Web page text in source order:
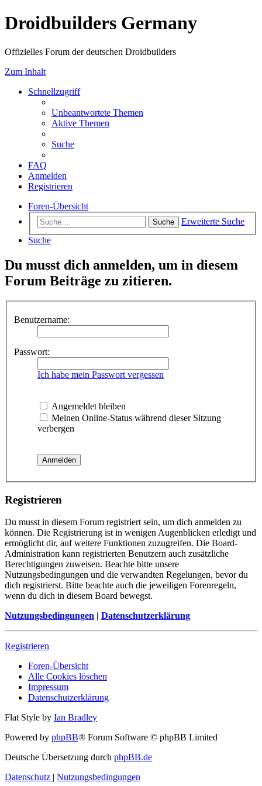
Droidbuilders Germany
Offizielles Forum der deutschen Droidbuilders
Zum Inhalt
Schnellzugriff
Unbeantwortete Themen
Aktive Themen
Suche
FAQ
Anmelden
Registrieren
Foren-Übersicht
Suche
Erweiterte Suche
Suche
Du musst dich anmelden, um in diesem
Forum Beiträge zu zitieren.
Benutzername:
Passwort:
Ich habe mein Passwort vergessen
Angemeldet bleiben
Meinen Online-Status während dieser Sitzung
verbergen
Registrieren
Du musst in diesem Forum registriert sein, um dich anmelden zu
können. Die Registrierung ist in wenigen Augenblicken erledigt und
ermöglicht dir, auf weitere Funktionen zuzugreifen. Die Board-
Administration kann registrierten Benutzern auch zusätzliche
Berechtigungen zuweisen. Beachte bitte unsere
Nutzungsbedingungen und die verwandten Regelungen, bevor du
dich registrierst. Bitte beachte auch die jeweiligen Forenregeln,
wenn du dich in diesem Board bewegst.
Nutzungsbedingungen | Datenschutzerklärung
Registrieren
Foren-Übersicht
Alle Cookies löschen
Impressum
Datenschutzerklärung
Flat Style by Ian Bradley
Powered by phpBB® Forum Software © phpBB Limited
Deutsche Übersetzung durch phpBB.de
Datenschutz | Nutzungsbedingungen